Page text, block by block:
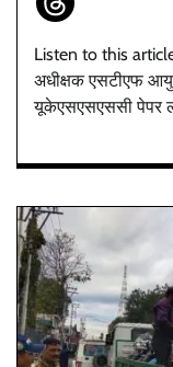
Listen to this
अधीक्षक एसटीएफ आयुष
यूकेएसएसएससी पेपर